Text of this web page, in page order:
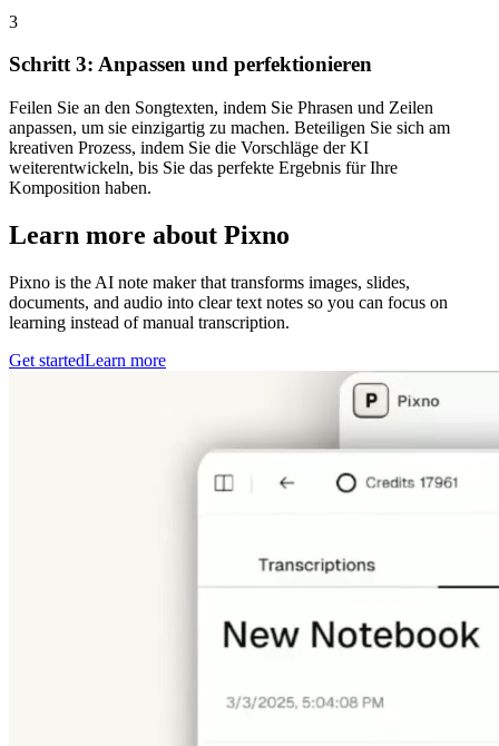
3
Schritt 3: Anpassen und perfektionieren
Feilen Sie an den Songtexten, indem Sie Phrasen und Zeilen
anpassen, um sie einzigartig zu machen. Beteiligen Sie sich am
kreativen Prozess, indem Sie die Vorschläge der KI
weiterentwickeln, bis Sie das perfekte Ergebnis für Ihre
Komposition haben.
Learn more about Pixno
Pixno is the AI note maker that transforms images, slides,
documents, and audio into clear text notes so you can focus on
learning instead of manual transcription.
Get startedLearn more